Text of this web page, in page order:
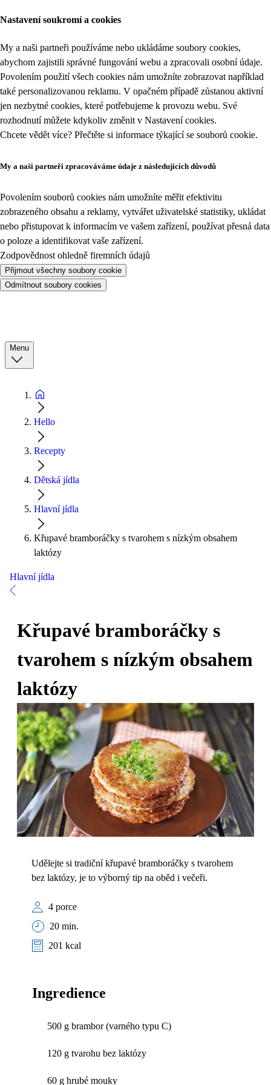
Nastavení soukromí a cookies
My a naši partneři používáme nebo ukládáme soubory cookies,
abychom zajistili správné fungování webu a zpracovali osobní údaje.
Povolením použití všech cookies nám umožníte zobrazovat například
také personalizovanou reklamu. V opačném případě zůstanou aktivní
jen nezbytné cookies, které potřebujeme k provozu webu. Své
rozhodnutí můžete kdykoliv změnit v Nastavení cookies.
Chcete vědět více? Přečtěte si informace týkající se souborů cookie.
My a naši partneři zpracováváme údaje z následujících důvodů
Povolením souborů cookies nám umožníte měřit efektivitu
zobrazeného obsahu a reklamy, vytvářet uživatelské statistiky, ukládat
nebo přistupovat k informacím ve vašem zařízení, používat přesná data
o poloze a identifikovat vaše zařízení.
Zodpovědnost ohledně firemních údajů
Přijmout všechny soubory cookie
Odmítnout soubory cookies
Menu
Hello
Recepty
Dětská jídla
Hlavní jídla
Křupavé bramboráčky s tvarohem s nízkým obsahem
laktózy
Hlavní jídla
Křupavé bramboráčky s
tvarohem s nízkým obsahem
laktózy
Udělejte si tradiční křupavé bramboráčky s tvarohem
bez laktózy, je to výborný tip na oběd i večeři.
4 porce
20 min.
201 kcal
Ingredience
500 g brambor (varného typu C)
120 g tvarohu bez laktózy
60 g hrubé mouky